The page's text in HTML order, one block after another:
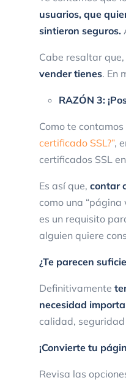
usuarios, que
sintieron seguros.
Cabe resaltar que,
vender tienes. En
RAZÓN 3:
Como te
certificado SSL?”,
certificados SSL
Es así que, contar
como una “página
es un requisito
alguien quiere
¿Te parecen
Definitivamente
necesidad
calidad,
¡Convierte tu
Revisa las